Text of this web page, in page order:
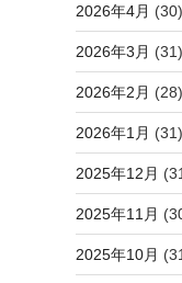
2026年4月 (30)
2026年3月 (31)
2026年2月 (28)
2026年1月 (31)
2025年12月
2025年11月
2025年10月